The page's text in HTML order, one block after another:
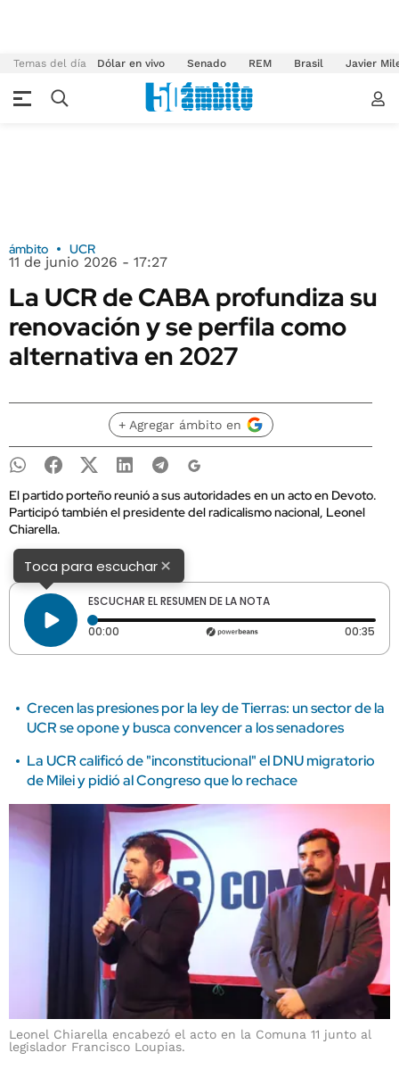
Temas del día Dólar en vivo Senado REM Brasil Javier
ámbito UCR
11 de junio 2026 - 17:27
La UCR de CABA profundiza su
renovación y se perfila como
alternativa en 2027
+ Agregar ámbito en
El partido porteño reunió a sus autoridades en un acto en Devoto.
Participó también el presidente del radicalismo nacional, Leonel
Chiarella.
Toca para escuchar×
ESCUCHAR EL RESUMEN DE LA NOTA
00:00 Tiempo transcurrido: 0 segundos 00:35
Crecen las presiones por la ley de Tierras: un sector de la
UCR se opone y busca convencer a los senadores
La UCR calificó de "inconstitucional" el DNU migratorio
de Milei y pidió al Congreso que lo rechace
Leonel Chiarella encabezó el acto en la Comuna 11 junto al
legislador Francisco Loupias.